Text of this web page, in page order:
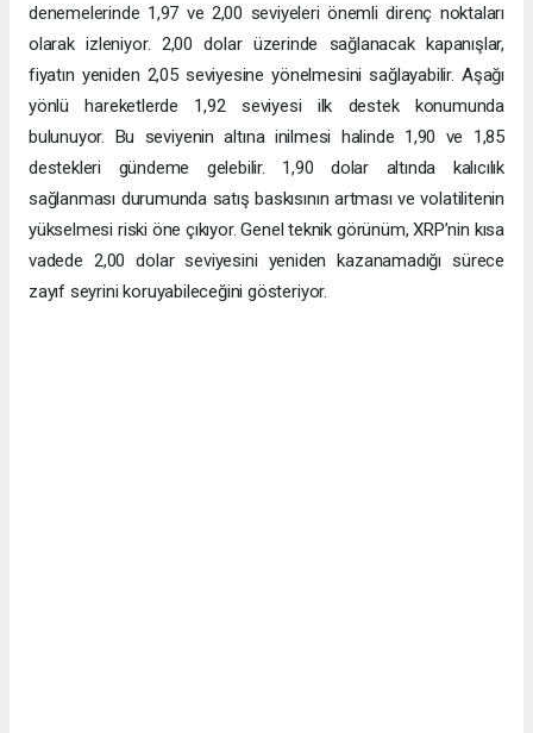
denemelerinde 1,97 ve 2,00 seviyeleri önemli direnç noktaları
olarak izleniyor. 2,00 dolar üzerinde sağlanacak kapanışlar,
fiyatın yeniden 2,05 seviyesine yönelmesini sağlayabilir. Aşağı
yönlü hareketlerde 1,92 seviyesi ilk destek konumunda
bulunuyor. Bu seviyenin altına inilmesi halinde 1,90 ve 1,85
destekleri gündeme gelebilir. 1,90 dolar altında kalıcılık
sağlanması durumunda satış baskısının artması ve volatilitenin
yükselmesi riski öne çıkıyor. Genel teknik görünüm, XRP’nin kısa
vadede 2,00 dolar seviyesini yeniden kazanamadığı sürece
zayıf seyrini koruyabileceğini gösteriyor.